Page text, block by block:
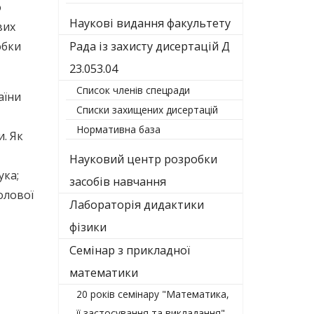
Як
Наукові видання факультету
Рада із захисту дисертацій Д
23.053.04
Список членів спецради
Списки захищених дисертацій
Нормативна база
Науковий центр розробки
засобів навчання
Лабораторія дидактики
фізики
Семінар з прикладної
математики
20 років семінару "Математика,